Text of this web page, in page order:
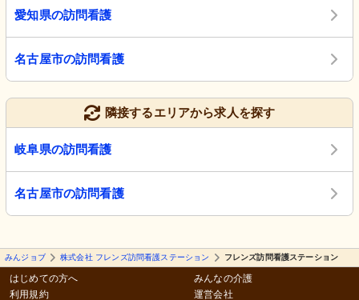
愛知県の訪問看護
名古屋市の訪問看護
隣接するエリアから求人を探す
岐阜県の訪問看護
名古屋市の訪問看護
みんジョブ 株式会社 フレンズ訪問看護ステーション フレンズ訪問看護ステーション
はじめての方へ
利用規約
みんなの介護
運営会社